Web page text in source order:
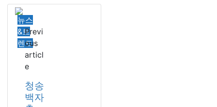
뉴스
&트
렌드
Previ
ous
articl
e
청송
백자